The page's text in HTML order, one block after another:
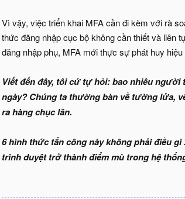
Vì vậy, việc triển khai MFA cần đi kèm với rà
thức đăng nhập cục bộ không cần thiết và liên
đăng nhập phụ, MFA mới thực sự phát huy hiệu
Viết đến đây, tôi cứ tự hỏi: bao nhiêu
ngày? Chúng ta thường bàn về tường lửa,
ra hàng chục lần.
6 hình thức tấn công này không phải điều gì
trình duyệt trở thành điểm mù trong hệ